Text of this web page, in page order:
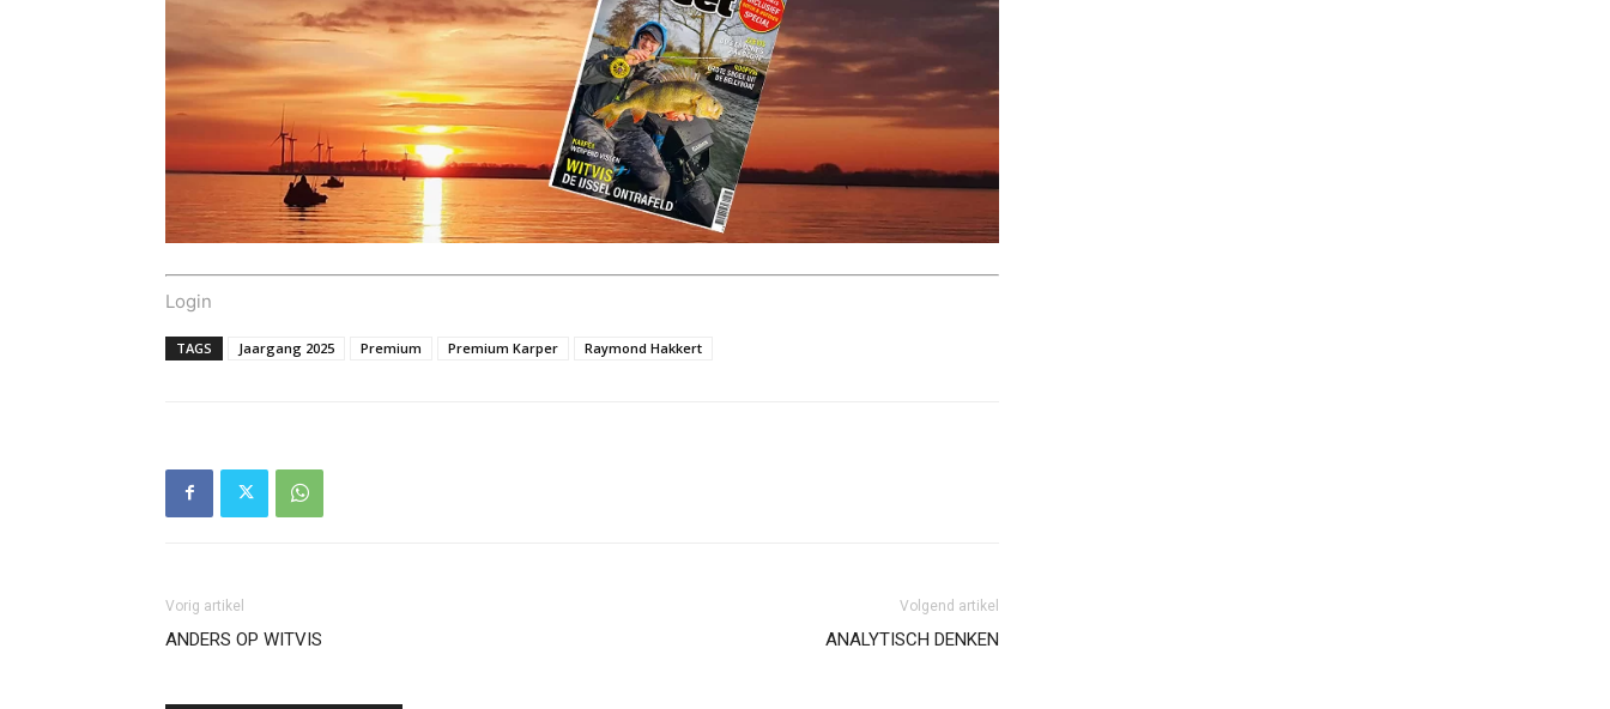
Login
TAGS Jaargang 2025 Premium Premium Karper Raymond Hakkert
Vorig artikel
ANDERS OP WITVIS
Volgend artikel
ANALYTISCH DENKEN